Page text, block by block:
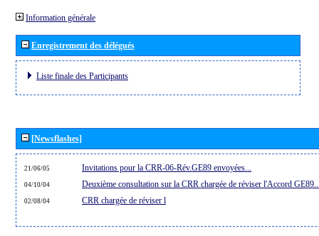
Information générale
Enregistrement des délégués
Liste finale des Participants
[Newsflashes]
21/06/05 Invitations pour la CRR-06-Rév.GE89 envoyées...
04/10/04 Deuxième consultation sur la CRR chargée de réviser l'Accord
02/08/04 CRR chargée de réviser l